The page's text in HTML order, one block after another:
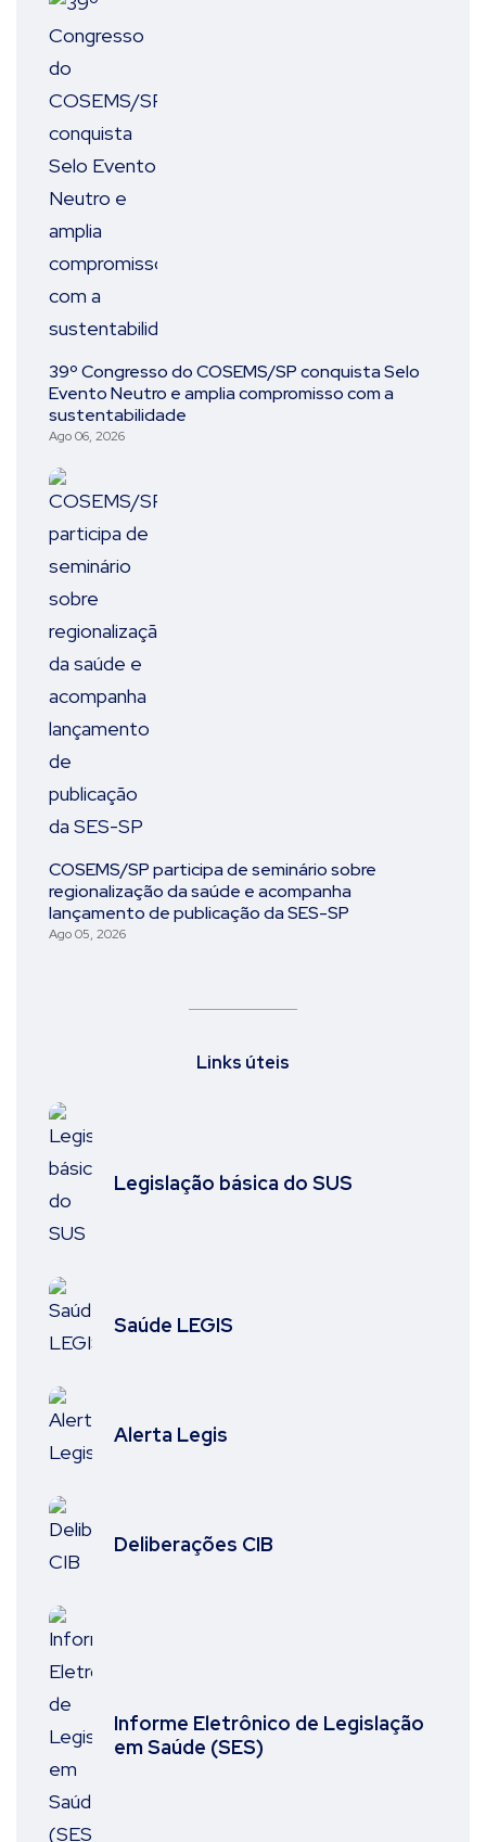
39º Congresso do COSEMS/SP conquista Selo
Evento Neutro e amplia compromisso com a
sustentabilidade
Ago 06, 2026
COSEMS/SP participa de seminário sobre
regionalização da saúde e acompanha
lançamento de publicação da SES-SP
Ago 05, 2026
Links úteis
Legislação básica do SUS
Saúde LEGIS
Alerta Legis
Deliberações CIB
Informe Eletrônico de Legislação
em Saúde (SES)